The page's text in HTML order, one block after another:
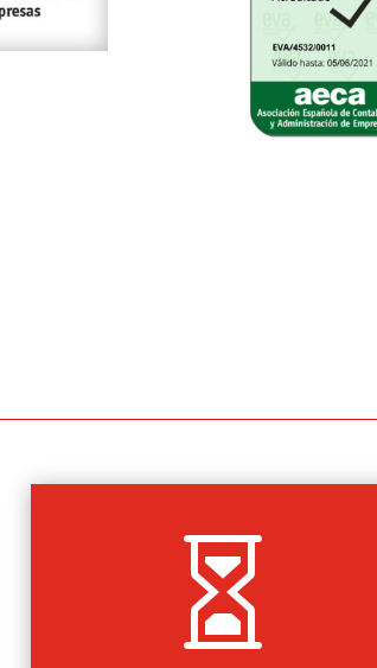

Análisis y gestión de la depreciación
permanente debido a tiempo y al uso
inevitables desde la adquisición de un valor,
así como el análisis y gestión de las